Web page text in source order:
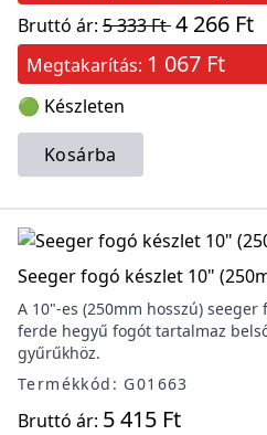
Bruttó ár: 5 333 Ft4 266 Ft
Megtakarítás: 1 067 Ft
🟢 Készleten
Kosárba
Seeger fogó készlet 10"
A 10"-es (250mm hosszú) seeger
ferde hegyű fogót tartalmaz
gyűrűkhöz.
Termékkód: G01663
Bruttó ár: 5 415 Ft